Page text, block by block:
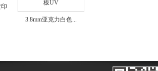
3.8mm亚克力白色...